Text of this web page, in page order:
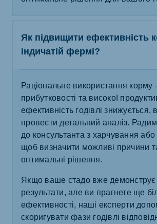
Як підвищити ефективність
індичатій фермі?
Раціональне використання корму
прибутковості та високої
ефективність годівлі знижується,
провести детальний аналіз.
до консультанта з харчування
щоб визначити можливі причини
оптимальні рішення.
Якщо ваше стадо вже демонструє
результати, але ви прагнете ще
ефективності, наші експерти
скоригувати фази годівлі